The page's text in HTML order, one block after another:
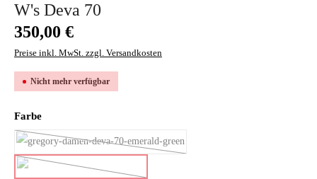
W's Deva 70
Regulärer Preis:
350,00 €
Preise inkl. MwSt. zzgl. Versandkosten
Nicht mehr verfügbar
Farbeauswählen
emerald green
(Diese Option ist zurzeit nicht verfügbar.)
glacial blue
(Diese Option ist zurzeit nicht verfügbar.)